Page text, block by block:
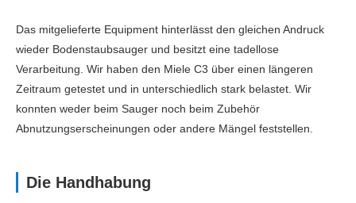
Das mitgelieferte Equipment hinterlässt den gleichen Andruck
wieder Bodenstaubsauger und besitzt eine tadellose
Verarbeitung. Wir haben den Miele C3 über einen längeren
Zeitraum getestet und in unterschiedlich stark belastet. Wir
konnten weder beim Sauger noch beim Zubehör
Abnutzungserscheinungen oder andere Mängel feststellen.
Die Handhabung